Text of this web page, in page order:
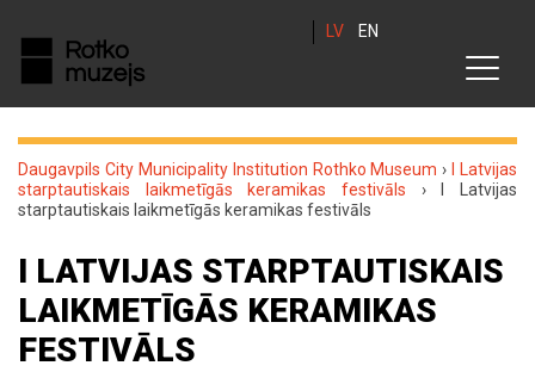
LV EN
Daugavpils City Municipality Institution Rothko Museum ›
I Latvijas
starptautiskais laikmetīgās keramikas festivāls ›
I Latvijas
starptautiskais laikmetīgās keramikas festivāls
I LATVIJAS STARPTAUTISKAIS
LAIKMETĪGĀS KERAMIKAS
FESTIVĀLS